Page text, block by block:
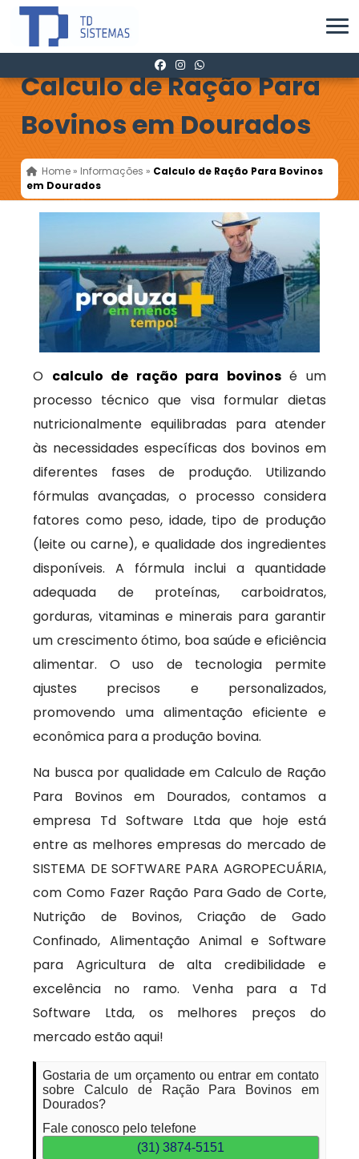
Calculo de Ração Para
Bovinos em Dourados
Home » Informações » Calculo de Ração Para Bovinos
em Dourados
O calculo de ração para bovinosé um
processo técnico que visa formular dietas
nutricionalmente equilibradas para atender
às necessidades específicas dos bovinos em
diferentes fases de produção. Utilizando
fórmulas avançadas, o processo considera
fatores como peso, idade, tipo de produção
(leite ou carne), e qualidade dos ingredientes
disponíveis. A fórmula inclui a quantidade
adequada de proteínas, carboidratos,
gorduras, vitaminas e minerais para garantir
um crescimento ótimo, boa saúde e eficiência
alimentar. O uso de tecnologia permite
ajustes precisos e personalizados,
promovendo uma alimentação eficiente e
econômica para a produção bovina.
Na busca por qualidade em Calculo de Ração
Para Bovinos em Dourados, contamos a
empresa Td Software Ltda que hoje está
entre as melhores empresas do mercado de
SISTEMA DE SOFTWARE PARA AGROPECUÁRIA,
com Como Fazer Ração Para Gado de Corte,
Nutrição de Bovinos, Criação de Gado
Confinado, Alimentação Animal e Software
para Agricultura de alta credibilidade e
excelência no ramo. Venha para a Td
Software Ltda, os melhores preços do
mercado estão aqui!
Gostaria de um orçamento ou entrar em contato
sobre Calculo de Ração Para Bovinos em
Dourados?
Fale conosco pelo telefone
(31) 3874-5151